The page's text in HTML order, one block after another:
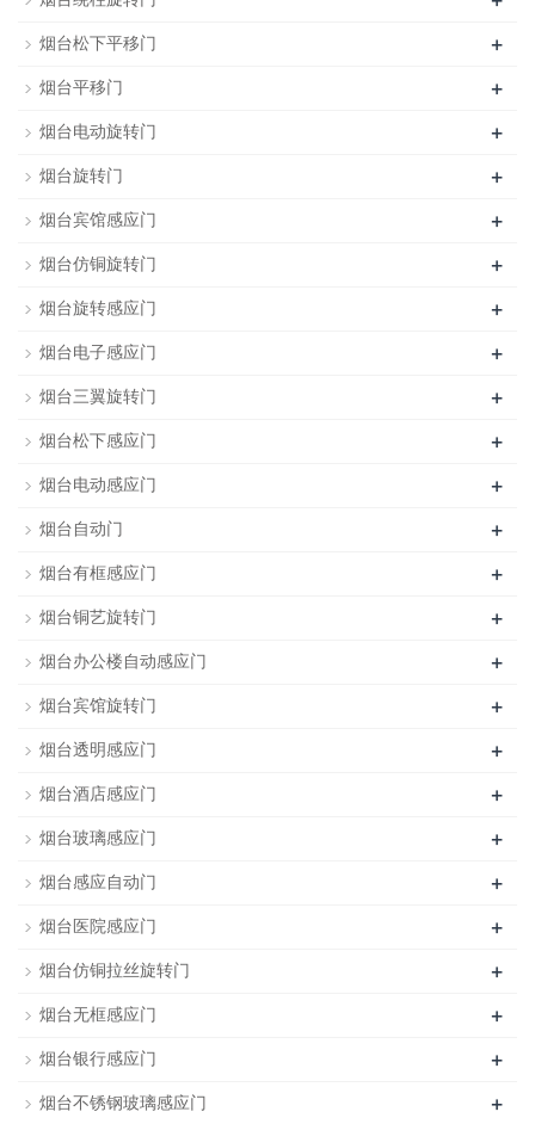
烟台松下平移门 +
烟台平移门 +
烟台电动旋转门 +
烟台旋转门 +
烟台宾馆感应门 +
烟台仿铜旋转门 +
烟台旋转感应门 +
烟台电子感应门 +
烟台三翼旋转门 +
烟台松下感应门 +
烟台电动感应门 +
烟台自动门 +
烟台有框感应门 +
烟台铜艺旋转门 +
烟台办公楼自动感应门 +
烟台宾馆旋转门 +
烟台透明感应门 +
烟台酒店感应门 +
烟台玻璃感应门 +
烟台感应自动门 +
烟台医院感应门 +
烟台仿铜拉丝旋转门 +
烟台无框感应门 +
烟台银行感应门 +
烟台不锈钢玻璃感应门 +